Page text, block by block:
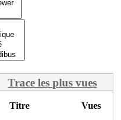
Trace les plus vues
Titre
Vues